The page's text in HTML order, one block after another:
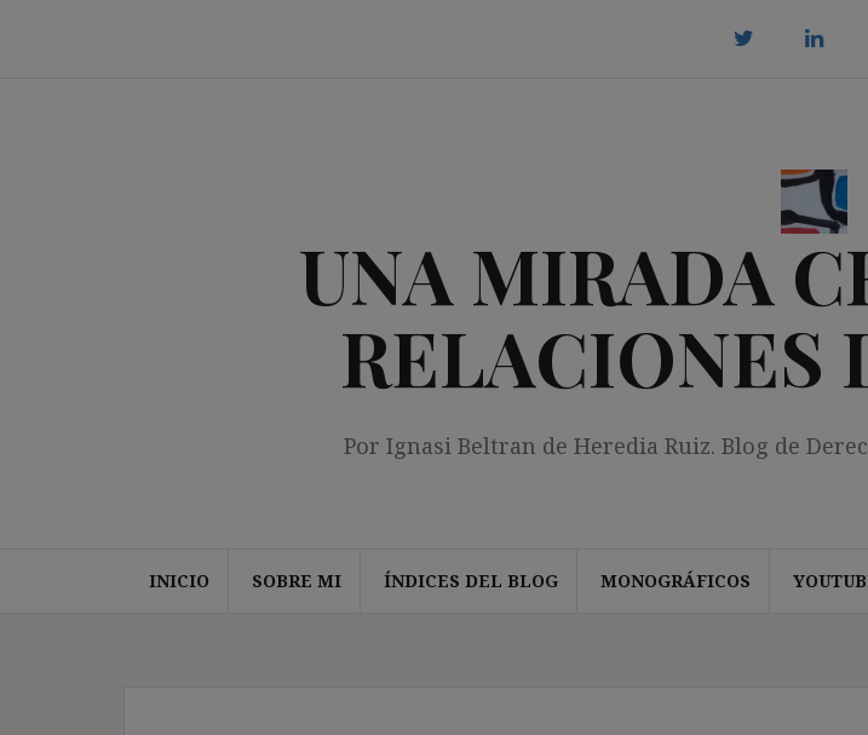
UNA MIRADA
RELACIONES
Por Ignasi Beltran de Heredia Ruiz. Blog de
INICIO SOBRE MI ÍNDICES DEL BLOG MONOGRÁFICOS